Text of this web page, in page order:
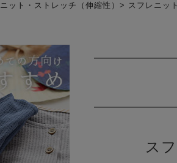
ニット・ストレッチ（伸縮性） スフレニット
ス